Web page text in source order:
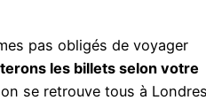
pas obligés de voyager
les billets selon votre
se retrouve tous à